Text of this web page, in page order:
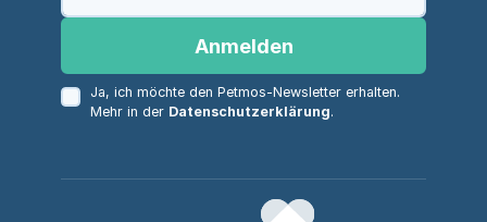
Anmelden
Ja, ich möchte den Petmos-Newsletter erhalten.
Mehr in der Datenschutzerklärung.